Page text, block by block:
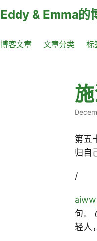
Eddy & Emma的
博客文章 文章分类 标
第五
归自
/
aiww
句。
轻人